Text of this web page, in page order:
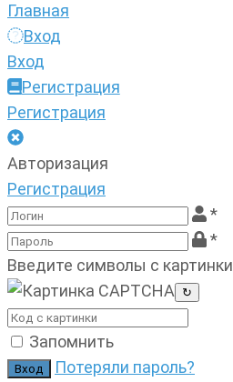
Главная
Вход
Вход
Регистрация
Регистрация
Авторизация
Регистрация
*
*
Введите символы с картинки
↻
Запомнить
Потеряли пароль?